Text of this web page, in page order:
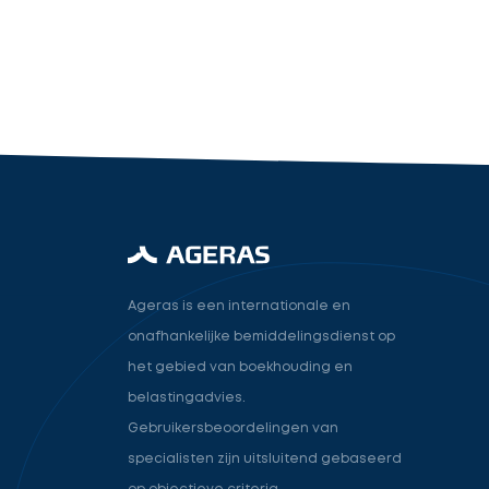
Ageras is een internationale en
onafhankelijke bemiddelingsdienst op
het gebied van boekhouding en
belastingadvies.
Gebruikersbeoordelingen van
specialisten zijn uitsluitend gebaseerd